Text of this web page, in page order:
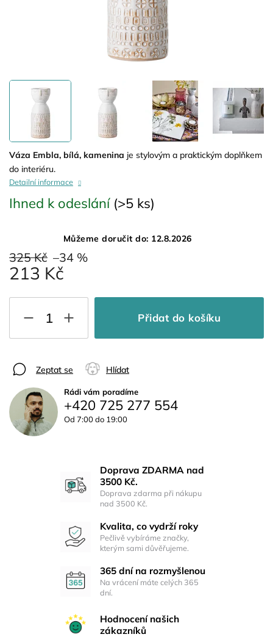
325 Kč –34 %
213 Kč
Ihned k odeslání (>5 ks)
Můžeme doručit do: 12.8.2026
Přidat do košíku
Váza Embla, bílá, kamenina je stylovým a praktickým doplňkem
do interiéru.
Detailní informace
Zeptat se Hlídat
Rádi vám poradíme
+420 725 277 554
Od 7:00 do 19:00
Doprava ZDARMA nad
3500 Kč.
Doprava zdarma při nákupu
nad 3500 Kč.
Kvalita, co vydrží roky
Pečlivě vybíráme značky,
kterým sami důvěřujeme.
365 dní na rozmyšlenou
Na vrácení máte celých 365
dní.
Hodnocení našich
zákazníků